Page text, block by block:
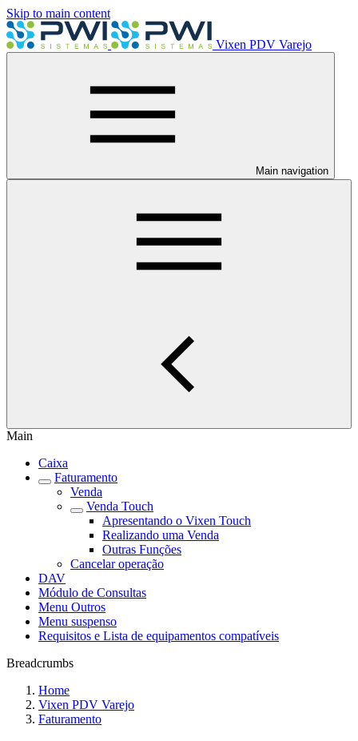
Skip to main content
Vixen PDV Varejo
Main navigation
Main
Caixa
Faturamento
Venda
Venda Touch
Apresentando o Vixen Touch
Realizando uma Venda
Outras Funções
Cancelar operação
DAV
Módulo de Consultas
Menu Outros
Menu suspenso
Requisitos e Lista de equipamentos compatíveis
Breadcrumbs
Home
Vixen PDV Varejo
Faturamento